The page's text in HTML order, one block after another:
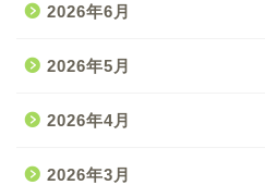
2026年6月
2026年5月
2026年4月
2026年3月